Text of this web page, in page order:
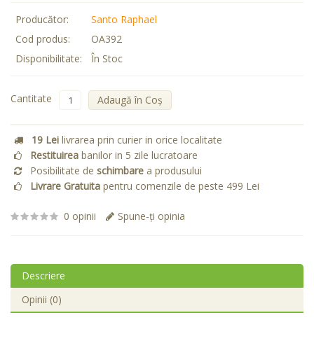
Producător:
Santo Raphael
Cod produs:
OA392
Disponibilitate:
În Stoc
Cantitate Adaugă în Coş
19 Lei livrarea prin curier in orice localitate
Restituirea banilor in 5 zile lucratoare
Posibilitate de schimbare a produsului
Livrare Gratuita pentru comenzile de peste 499 Lei
0 opinii Spune-ţi opinia
Descriere
Opinii (0)